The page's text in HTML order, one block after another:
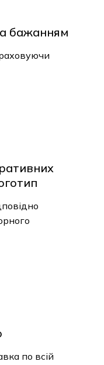
бажанням
по всій